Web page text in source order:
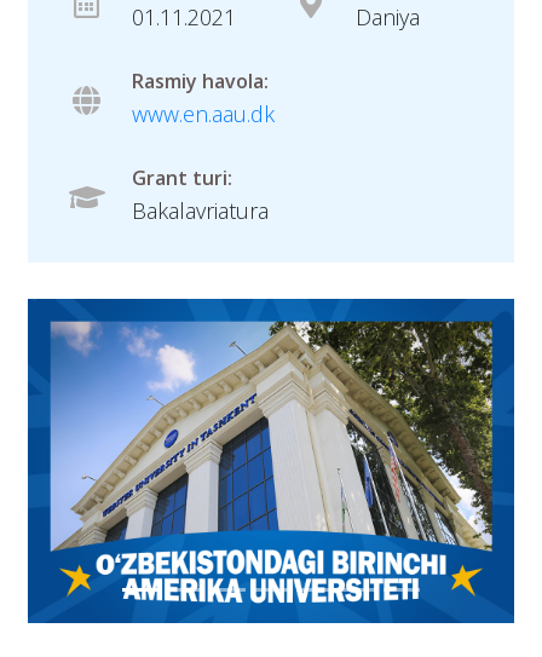
01.11.2021 Daniya
Rasmiy havola:
www.en.aau.dk
Grant turi:
Bakalavriatura